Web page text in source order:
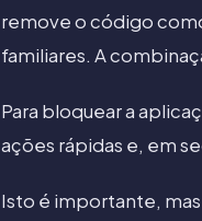
remove o código
familiares. A
Para bloquear a
ações rápidas e, em
Isto é importante,